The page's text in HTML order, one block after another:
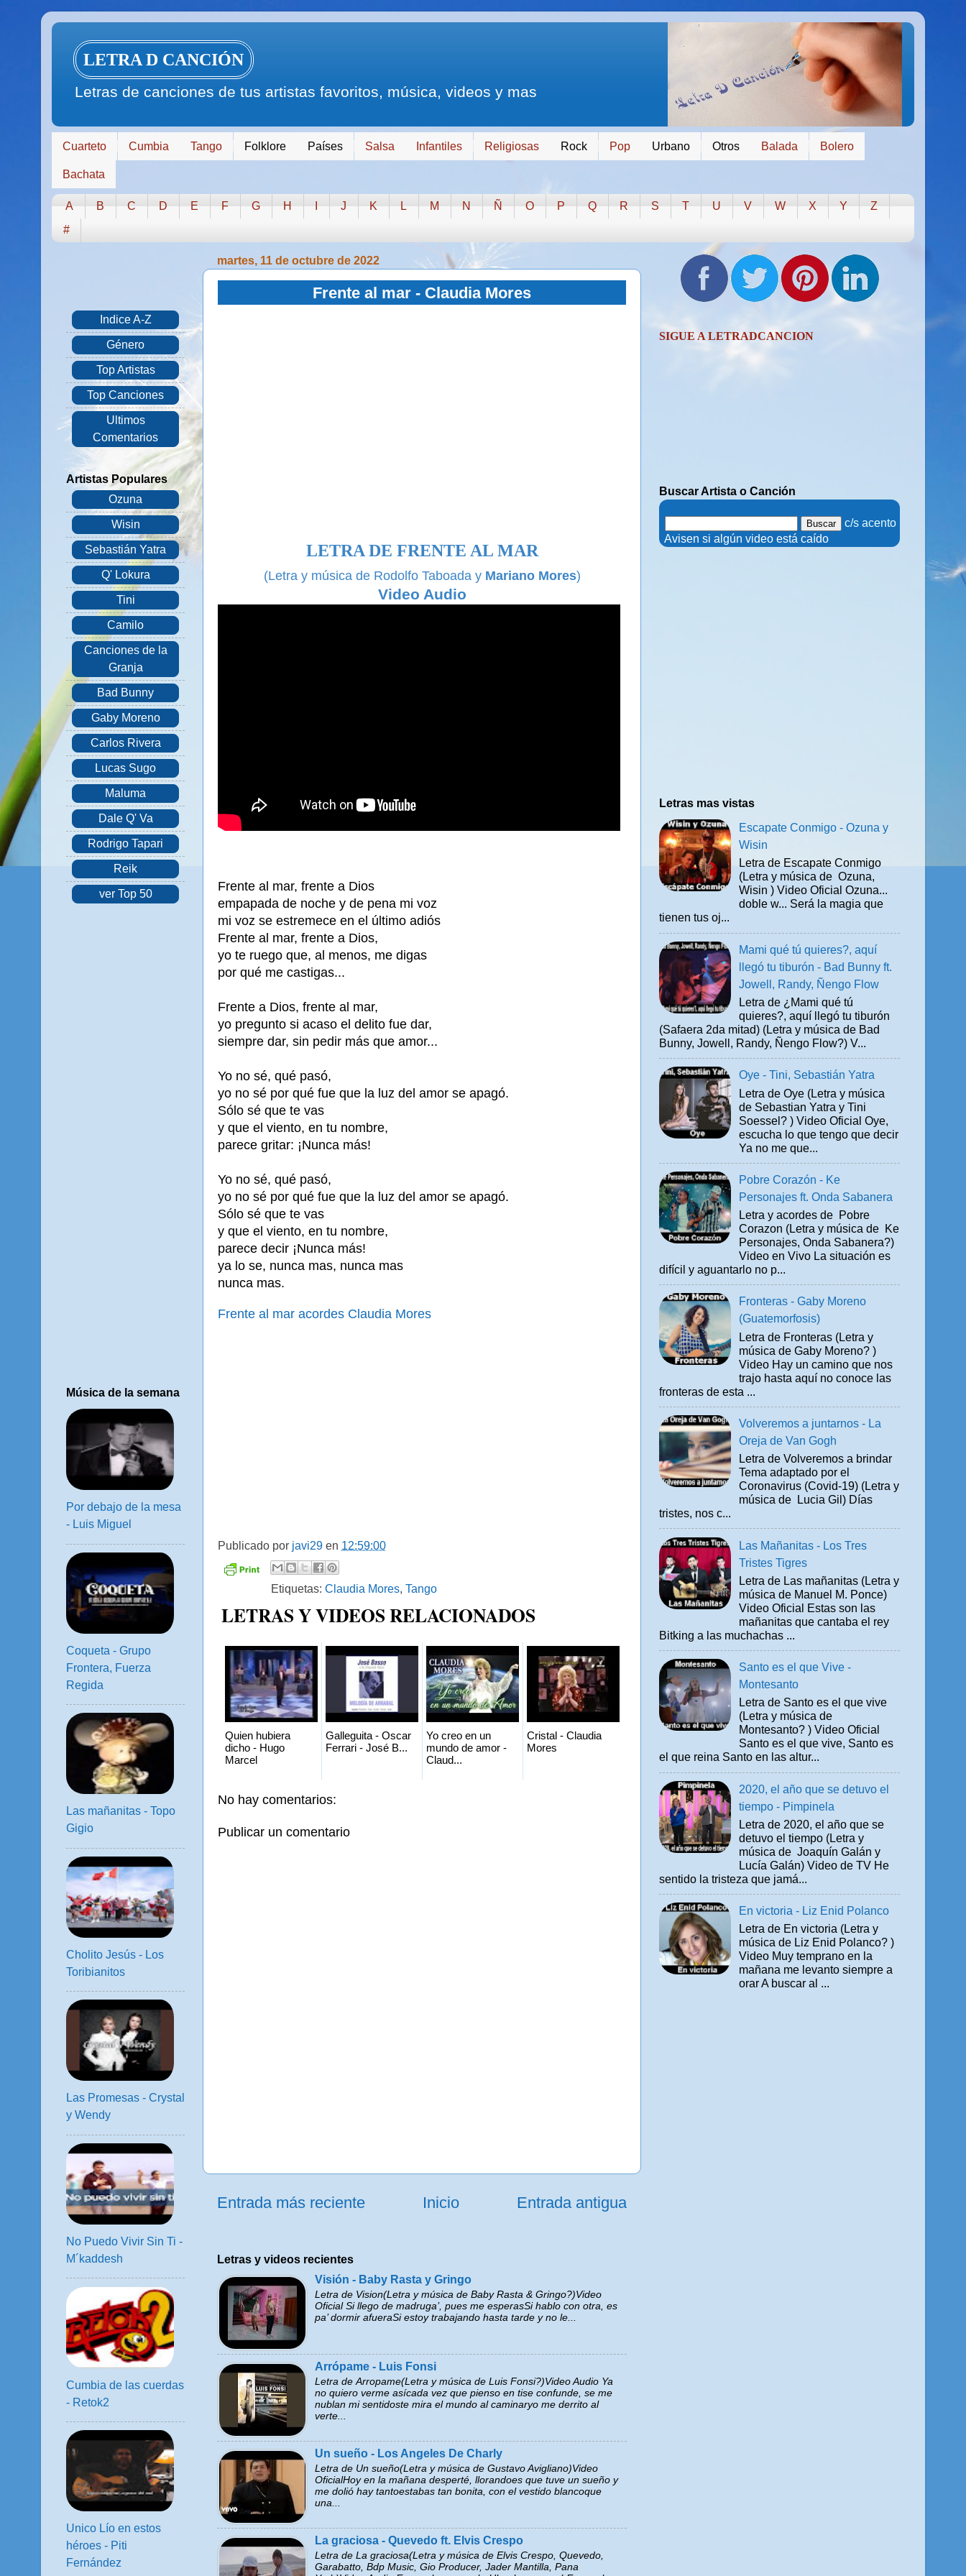
LETRA D CANCIÓN
Letras de canciones de tus artistas favoritos, música, videos y mas
Cuarteto Cumbia Tango Folklore Países Salsa Infantiles Religiosas Rock Pop Urbano Otros Balada Bolero
Bachata
A B C D E F G H J K L M N Ñ O P Q R S T U V W X Y
Z
#
martes, 11 de octubre de 2022
Frente al mar - Claudia Mores
LETRA DE FRENTE AL MAR
(Letra y música de Rodolfo Taboada y Mariano Mores)
Video Audio
Frente al mar, frente a Dios
empapada de noche y de pena mi voz
mi voz se estremece en el último adiós
Frente al mar, frente a Dios,
yo te ruego que, al menos, me digas
por qué me castigas...
Frente a Dios, frente al mar,
yo pregunto si acaso el delito fue dar,
siempre dar, sin pedir más que amor...
Yo no sé, qué pasó,
yo no sé por qué fue que la luz del amor se apagó.
Sólo sé que te vas
y que el viento, en tu nombre,
parece gritar: ¡Nunca más!
Yo no sé, qué pasó,
yo no sé por qué fue que la luz del amor se apagó.
Sólo sé que te vas
y que el viento, en tu nombre,
parece decir ¡Nunca más!
ya lo se, nunca mas, nunca mas
nunca mas.
Frente al mar acordes Claudia Mores
Publicado por javi29 en 12:59:00
Etiquetas: Claudia Mores, Tango
LETRAS Y VIDEOS RELACIONADOS
Quien hubiera
dicho - Hugo
Marcel
Galleguita - Oscar
Ferrari - José B...
Yo creo en un
mundo de amor -
Claud...
Cristal - Claudia
Mores
No hay comentarios:
Publicar un comentario
Entrada más reciente Entrada antigua
Inicio
Letras y videos recientes
Visión - Baby Rasta y Gringo
Letra de Vision(Letra y música de Baby Rasta & Gringo?)Video
Oficial Si llego de madruga’, pues me esperasSi hablo con otra, es
pa’ dormir afueraSi estoy trabajando hasta tarde y no le...
Arrópame - Luis Fonsi
Letra de Arropame(Letra y música de Luis Fonsi?)Video Audio Ya
no quiero verme asícada vez que pienso en tise confunde, se me
nublan mi sentidoste mira el mundo al caminaryo me derrito al
verte...
Un sueño - Los Angeles De Charly
Letra de Un sueño(Letra y música de Gustavo Avigliano)Video
OficialHoy en la mañana desperté, llorandoes que tuve un sueño y
me dolió hay tantoestabas tan bonita, con el vestido blancoque
una...
La graciosa - Quevedo ft. Elvis Crespo
Letra de La graciosa(Letra y música de Elvis Crespo, Quevedo,
Garabatto, Bdp Music, Gio Producer, Jader Mantilla, Pana
Indice A-Z
Género
Top Artistas
Top Canciones
Ultimos
Comentarios
Artistas Populares
Ozuna
Wisin
Sebastián Yatra
Q' Lokura
Tini
Camilo
Canciones de la
Granja
Bad Bunny
Gaby Moreno
Carlos Rivera
Lucas Sugo
Maluma
Dale Q' Va
Rodrigo Tapari
Reik
ver Top 50
Música de la semana
Por debajo de la mesa
- Luis Miguel
Coqueta - Grupo
Frontera, Fuerza
Regida
Las mañanitas - Topo
Gigio
Cholito Jesús - Los
Toribianitos
Las Promesas - Crystal
y Wendy
No Puedo Vivir Sin Ti -
M´kaddesh
Cumbia de las cuerdas
- Retok2
Unico Lío en estos
héroes - Piti
Fernández
SIGUE A LETRADCANCION
Buscar Artista o Canción
c/s acento
. Avisen si algún video está caído
Letras mas vistas
Escapate Conmigo - Ozuna y
Wisin
Letra de Escapate Conmigo
(Letra y música de Ozuna,
Wisin ) Video Oficial Ozuna...
doble w... Será la magia que
tienen tus oj...
Mami qué tú quieres?, aquí
llegó tu tiburón - Bad Bunny ft.
Jowell, Randy, Ñengo Flow
Letra de ¿Mami qué tú
quieres?, aquí llegó tu tiburón
(Safaera 2da mitad) (Letra y música de Bad
Bunny, Jowell, Randy, Ñengo Flow?) V...
Oye - Tini, Sebastián Yatra
Letra de Oye (Letra y música
de Sebastian Yatra y Tini
Soessel? ) Video Oficial Oye,
escucha lo que tengo que decir
Ya no me que...
Pobre Corazón - Ke
Personajes ft. Onda Sabanera
Letra y acordes de Pobre
Corazon (Letra y música de Ke
Personajes, Onda Sabanera?)
Video en Vivo La situación es
difícil y aguantarlo no p...
Fronteras - Gaby Moreno
(Guatemorfosis)
Letra de Fronteras (Letra y
música de Gaby Moreno? )
Video Hay un camino que nos
trajo hasta aquí no conoce las
fronteras de esta ...
Volveremos a juntarnos - La
Oreja de Van Gogh
Letra de Volveremos a brindar
Tema adaptado por el
Coronavirus (Covid-19) (Letra y
música de Lucia Gil) Días
tristes, nos c...
Las Mañanitas - Los Tres
Tristes Tigres
Letra de Las mañanitas (Letra y
música de Manuel M. Ponce)
Video Oficial Estas son las
mañanitas que cantaba el rey
Bitking a las muchachas ...
Santo es el que Vive -
Montesanto
Letra de Santo es el que vive
(Letra y música de
Montesanto? ) Video Oficial
Santo es el que vive, Santo es
el que reina Santo en las altur...
2020, el año que se detuvo el
tiempo - Pimpinela
Letra de 2020, el año que se
detuvo el tiempo (Letra y
música de Joaquín Galán y
Lucía Galán) Video de TV He
sentido la tristeza que jamá...
En victoria - Liz Enid Polanco
Letra de En victoria (Letra y
música de Liz Enid Polanco? )
Video Muy temprano en la
mañana me levanto siempre a
orar A buscar al ...